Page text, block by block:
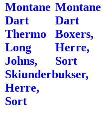
Montane
Dart
Thermo
Long
Johns,
Skiunderbukser,
Herre,
Sort
Montane
Dart
Boxers,
Herre,
Sort